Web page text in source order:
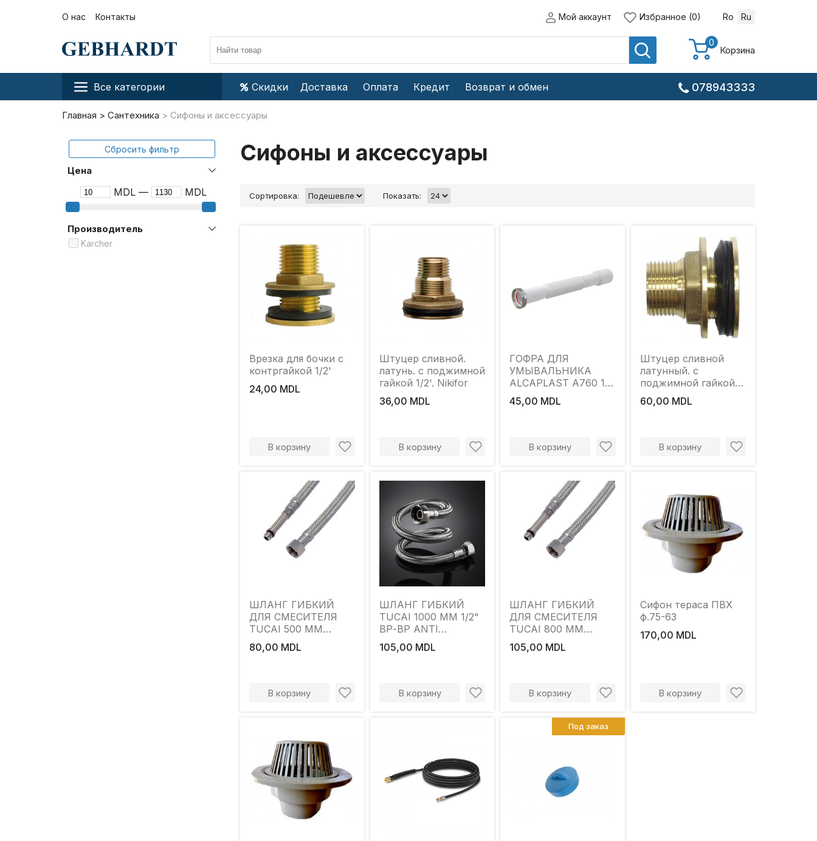
О нас Контакты Мой аккаунт Избранное (0) Ro Ru
0
Корзина
Все категории Скидки Доставка Оплата Кредит Возврат и обмен 078943333
Главная Сантехника Сифоны и аксессуары
Сбросить фильтр
Цена
MDL — MDL
Производитель
Karcher
Сифоны и аксессуары
Сортировка: Показать:
Врезка для бочки с
контргайкой 1/2'
24,00 MDL
В корзину
Штуцер сливной.
латунь. с поджимной
гайкой 1/2'. Nikifor
36,00 MDL
В корзину
ГОФРА ДЛЯ
УМЫВАЛЬНИКА
ALCAPLAST A760 1
1/4" МЕТАЛЛ 32/40
45,00 MDL
В корзину
Штуцер сливной
латунный. с
поджимной гайкой
3/4'. Nikifor
60,00 MDL
В корзину
ШЛАНГ ГИБКИЙ
ДЛЯ СМЕСИТЕЛЯ
TUCAI 500 ММ
1/2"ХM10 L34 ANTI
CORROSION
80,00 MDL
В корзину
ШЛАНГ ГИБКИЙ
TUCAI 1000 ММ 1/2"
ВР-ВР ANTI
CORROSION
105,00 MDL
В корзину
ШЛАНГ ГИБКИЙ
ДЛЯ СМЕСИТЕЛЯ
TUCAI 800 ММ
1/2"ХM10 L34 ANTI
CORROSION
105,00 MDL
В корзину
Сифон тераса ПВХ
ф.75-63
170,00 MDL
В корзину
Под заказ